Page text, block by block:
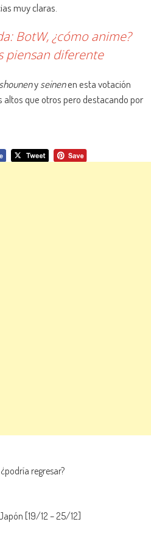
muy claras.
BotW, ¿cómo anime?
piensan diferente
shounenyseinenen esta votación
que otros pero destacando por
regresar?
[19/12 – 25/12]